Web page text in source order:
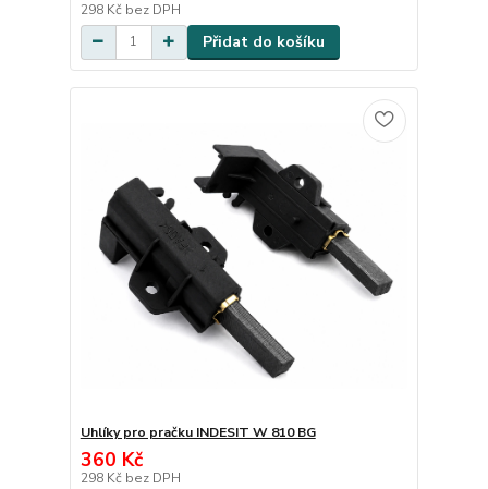
298 Kč bez DPH
Přidat do košíku
Uhlíky pro pračku INDESIT W 810 BG
360 Kč
298 Kč bez DPH